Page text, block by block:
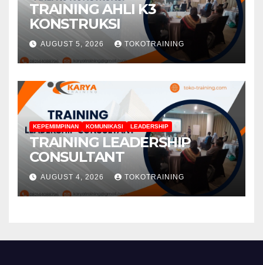
TRAINING AHLI K3
KONSTRUKSI
AUGUST 5, 2026 TOKOTRAINING
KEPEMIMPINAN KOMUNIKASI LEADERSHIP
TRAINING LEADERSHIP
CONSULTANT
AUGUST 4, 2026 TOKOTRAINING